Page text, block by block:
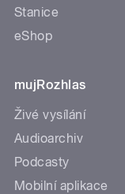
Stanice
eShop
mujRozhlas
Živé vysílání
Audioarchiv
Podcasty
Mobilní aplikace